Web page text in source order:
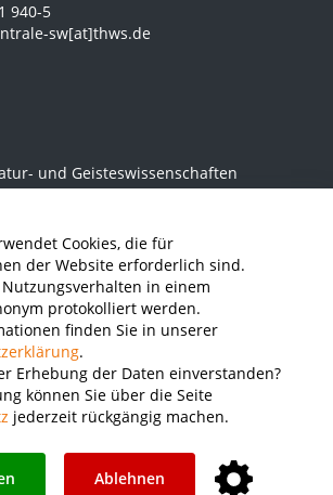
Cookies, die für
der Website erforderlich sind.
in einem
protokolliert werden.
finden Sie in unserer
.
Erhebung der Daten einverstanden?
können Sie über die Seite
jederzeit rückgängig machen.
Ablehnen
940-5
sw[at]thws.de
und Geisteswissenschaften
Wirtschaftsinformatik
und Vermessung
School
LinkedIn